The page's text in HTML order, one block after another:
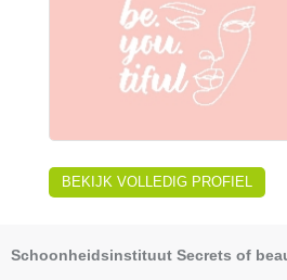
BEKIJK VOLLEDIG PROFIEL
Schoonheidsinstituut Secrets of